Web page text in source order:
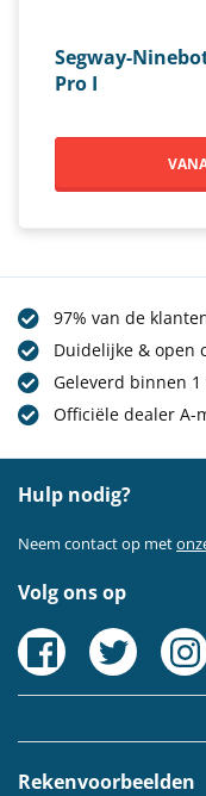
Segway-
Pro I
97% van de
Duidelijke & open
Geleverd binnen 1
Officiële dealer A-
Hulp nodig?
Neem contact op met
Volg ons op
Rekenvoorbeelden